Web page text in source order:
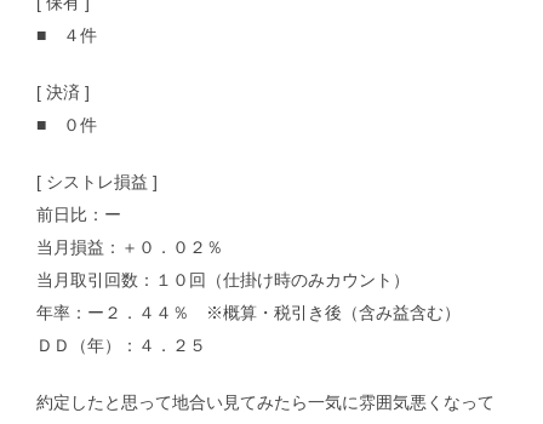
■ ４件
[ 決済 ]
■ ０件
[ シストレ損益 ]
前日比：ー
当月損益：＋０．０２％
当月取引回数：１０回（仕掛け時のみカウント）
年率：ー２．４４％ ※概算・税引き後（含み益含む）
ＤＤ（年）：４．２５
約定したと思って地合い見てみたら一気に雰囲気悪くなって